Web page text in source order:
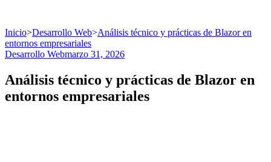
Inicio>Desarrollo Web>Análisis técnico y prácticas de Blazor en
entornos empresariales
Desarrollo Webmarzo 31, 2026
Análisis técnico y prácticas de Blazor en
entornos empresariales